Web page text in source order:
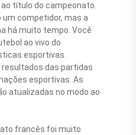
título do campeonato.
competidor, mas a
há muito tempo. Você
ao vivo do
esportivas.
das partidas
esportivas. As
atualizadas no modo ao
francês foi muito